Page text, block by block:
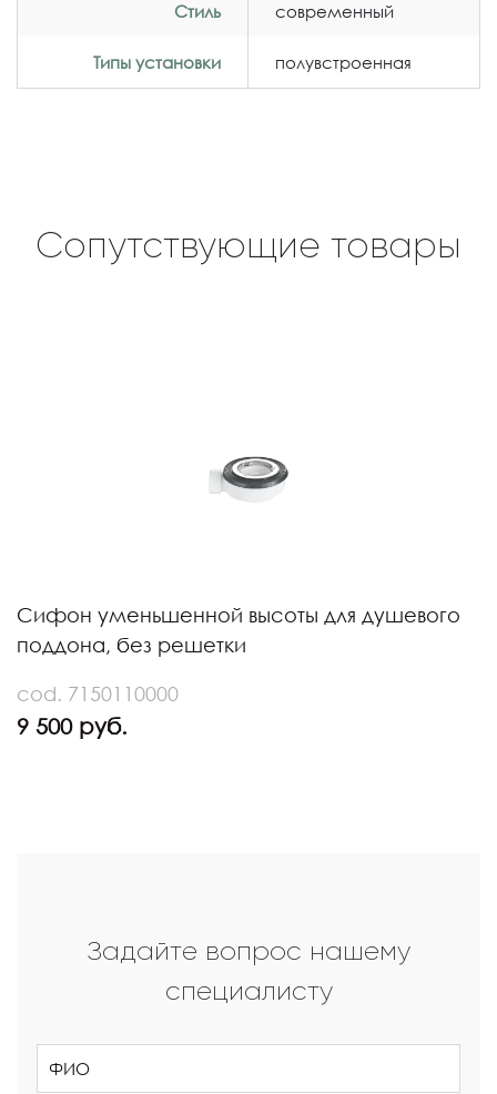
Стиль современный
Типы установки полувстроенная
Сопутствующие товары
Сифон уменьшенной высоты для душевого
поддона, без решетки
cod. 7150110000
9 500 руб.
Задайте вопрос нашему
специалисту